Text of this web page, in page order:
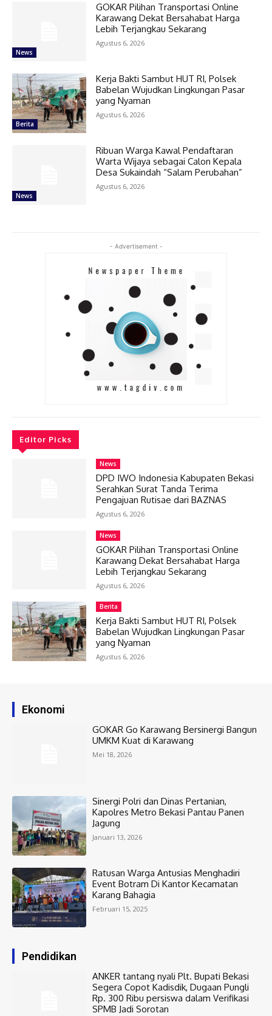
News
GOKAR Pilihan Transportasi Online
Karawang Dekat Bersahabat Harga
Lebih Terjangkau Sekarang
Agustus 6, 2026
Berita
Kerja Bakti Sambut HUT RI, Polsek
Babelan Wujudkan Lingkungan Pasar
yang Nyaman
Agustus 6, 2026
News
Ribuan Warga Kawal Pendaftaran
Warta Wijaya sebagai Calon Kepala
Desa Sukaindah “Salam Perubahan”
Agustus 6, 2026
- Advertisement -
Editor Picks
News
DPD IWO Indonesia Kabupaten Bekasi
Serahkan Surat Tanda Terima
Pengajuan Rutisae dari BAZNAS
Agustus 6, 2026
News
GOKAR Pilihan Transportasi Online
Karawang Dekat Bersahabat Harga
Lebih Terjangkau Sekarang
Agustus 6, 2026
Berita
Kerja Bakti Sambut HUT RI, Polsek
Babelan Wujudkan Lingkungan Pasar
yang Nyaman
Agustus 6, 2026
Ekonomi
GOKAR Go Karawang Bersinergi Bangun
UMKM Kuat di Karawang
Mei 18, 2026
Sinergi Polri dan Dinas Pertanian,
Kapolres Metro Bekasi Pantau Panen
Jagung
Januari 13, 2026
Ratusan Warga Antusias Menghadiri
Event Botram Di Kantor Kecamatan
Karang Bahagia
Februari 15, 2025
Pendidikan
ANKER tantang nyali Plt. Bupati Bekasi
Segera Copot Kadisdik, Dugaan Pungli
Rp. 300 Ribu persiswa dalam Verifikasi
SPMB Jadi Sorotan